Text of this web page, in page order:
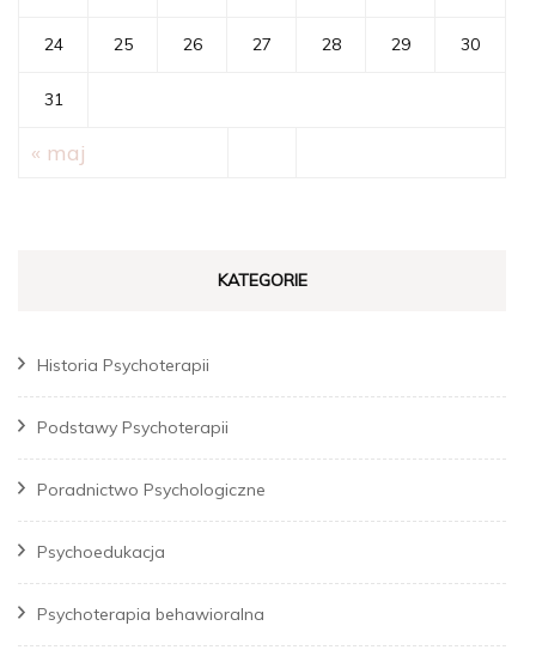
24 25 26 27 28 29 30
31
« maj
KATEGORIE
Historia Psychoterapii
Podstawy Psychoterapii
Poradnictwo Psychologiczne
Psychoedukacja
Psychoterapia behawioralna